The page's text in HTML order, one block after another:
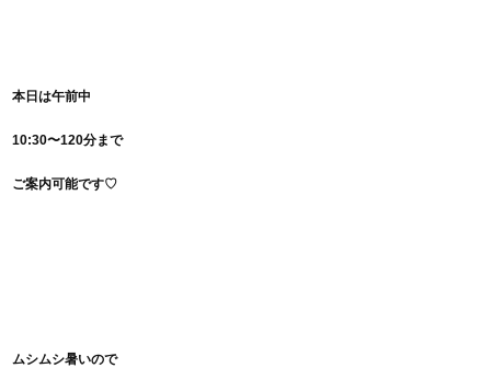
本日は午前中
10:30〜120分まで
ご案内可能です♡
ムシムシ暑いので